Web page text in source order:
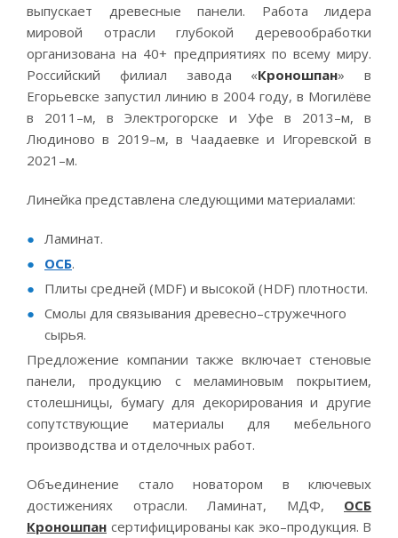
выпускает древесные панели. Работа лидера
мировой отрасли глубокой деревообработки
организована на 40+ предприятиях по всему миру.
Российский филиал завода «Кроношпан» в
Егорьевске запустил линию в 2004 году, в Могилёве
в 2011–м, в Электрогорске и Уфе в 2013–м, в
Людиново в 2019–м, в Чаадаевке и Игоревской в
2021–м.
Линейка представлена следующими материалами:
Ламинат.
ОСБ.
Плиты средней (MDF) и высокой (HDF) плотности.
Смолы для связывания древесно–стружечного
сырья.
Предложение компании также включает стеновые
панели, продукцию с меламиновым покрытием,
столешницы, бумагу для декорирования и другие
сопутствующие материалы для мебельного
производства и отделочных работ.
Объединение стало новатором в ключевых
достижениях отрасли. Ламинат, МДФ, ОСБ
Кроношпан сертифицированы как эко–продукция. В